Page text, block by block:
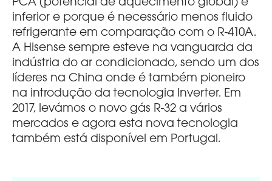
inferior e porque é necessário menos fluido
refrigerante em comparação com o R-410A.
A Hisense sempre esteve na vanguarda da
indústria do ar condicionado, sendo um dos
líderes na China onde é também pioneiro
na introdução da tecnologia Inverter. Em
2017, levámos o novo gás R-32 a vários
mercados e agora esta nova tecnologia
também está disponível em Portugal.